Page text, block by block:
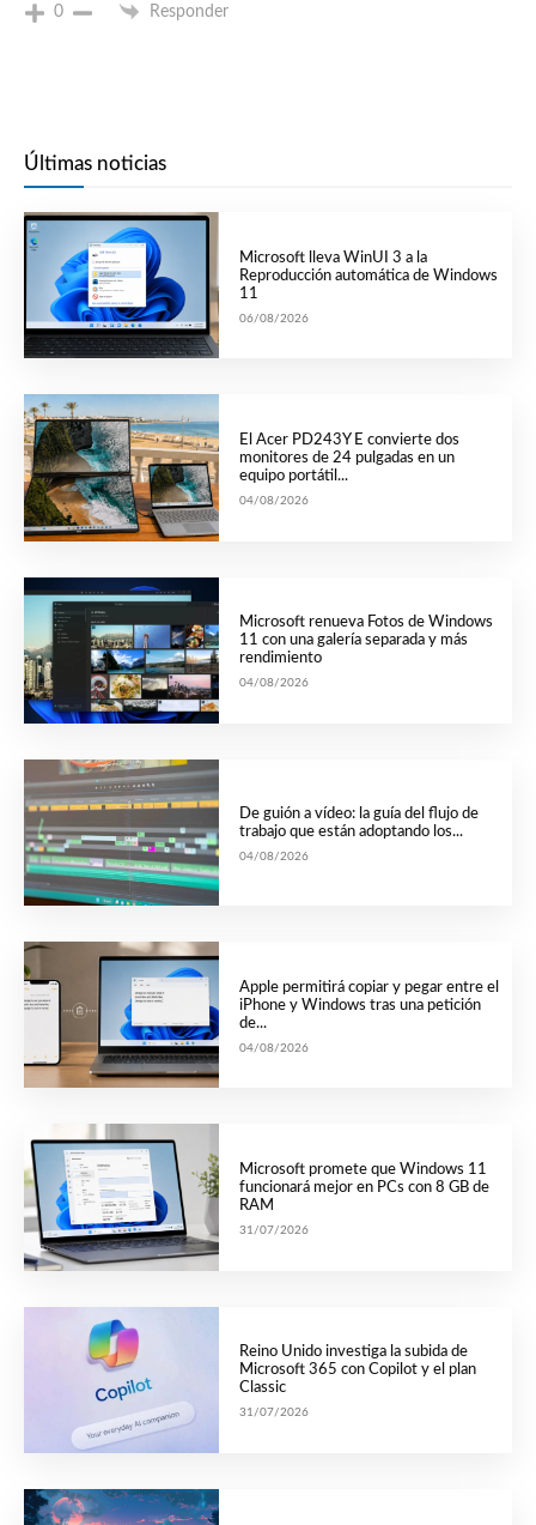
0 Responder
Últimas noticias
Microsoft lleva WinUI 3 a la
Reproducción automática de Windows
11
06/08/2026
El Acer PD243Y E convierte dos
monitores de 24 pulgadas en un
equipo portátil...
04/08/2026
Microsoft renueva Fotos de Windows
11 con una galería separada y más
rendimiento
04/08/2026
De guión a vídeo: la guía del flujo de
trabajo que están adoptando los...
04/08/2026
Apple permitirá copiar y pegar entre el
iPhone y Windows tras una petición
de...
04/08/2026
Microsoft promete que Windows 11
funcionará mejor en PCs con 8 GB de
RAM
31/07/2026
Reino Unido investiga la subida de
Microsoft 365 con Copilot y el plan
Classic
31/07/2026